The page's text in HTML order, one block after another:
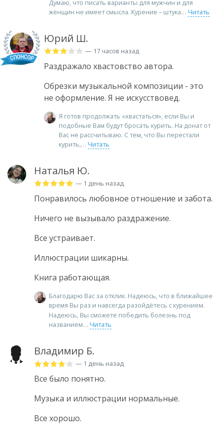
Думаю, что писать варианты для мужчин и для
женщин не имеет смысла. Курение – штука
Читать
Юрий Ш.
— 17 часов назад
Раздражало хвастовство автора.
Обрезки музыкальной композиции - это
не оформление. Я не искусствовед.
Я готов продолжать «хвастаться», если Вы и
подобные Вам будут бросать курить. На донат от
Вас не рассчитываю. С тем, что Вы перестали
курить,
Читать
Наталья Ю.
— 1 день назад
Понравилось любовное отношение и забота.
Ничего не вызывало раздражение.
Все устраивает.
Иллюстрации шикарны.
Книга работающая.
Благодарю Вас за отклик. Надеюсь, что в ближайшее
время Вы раз и навсегда разойдётесь с курением.
Надеюсь, Вы сможете победить болезнь под
названием
Читать
Владимир Б.
— 1 день назад
Все было понятно.
Музыка и иллюстрации нормальные.
Все хорошо.